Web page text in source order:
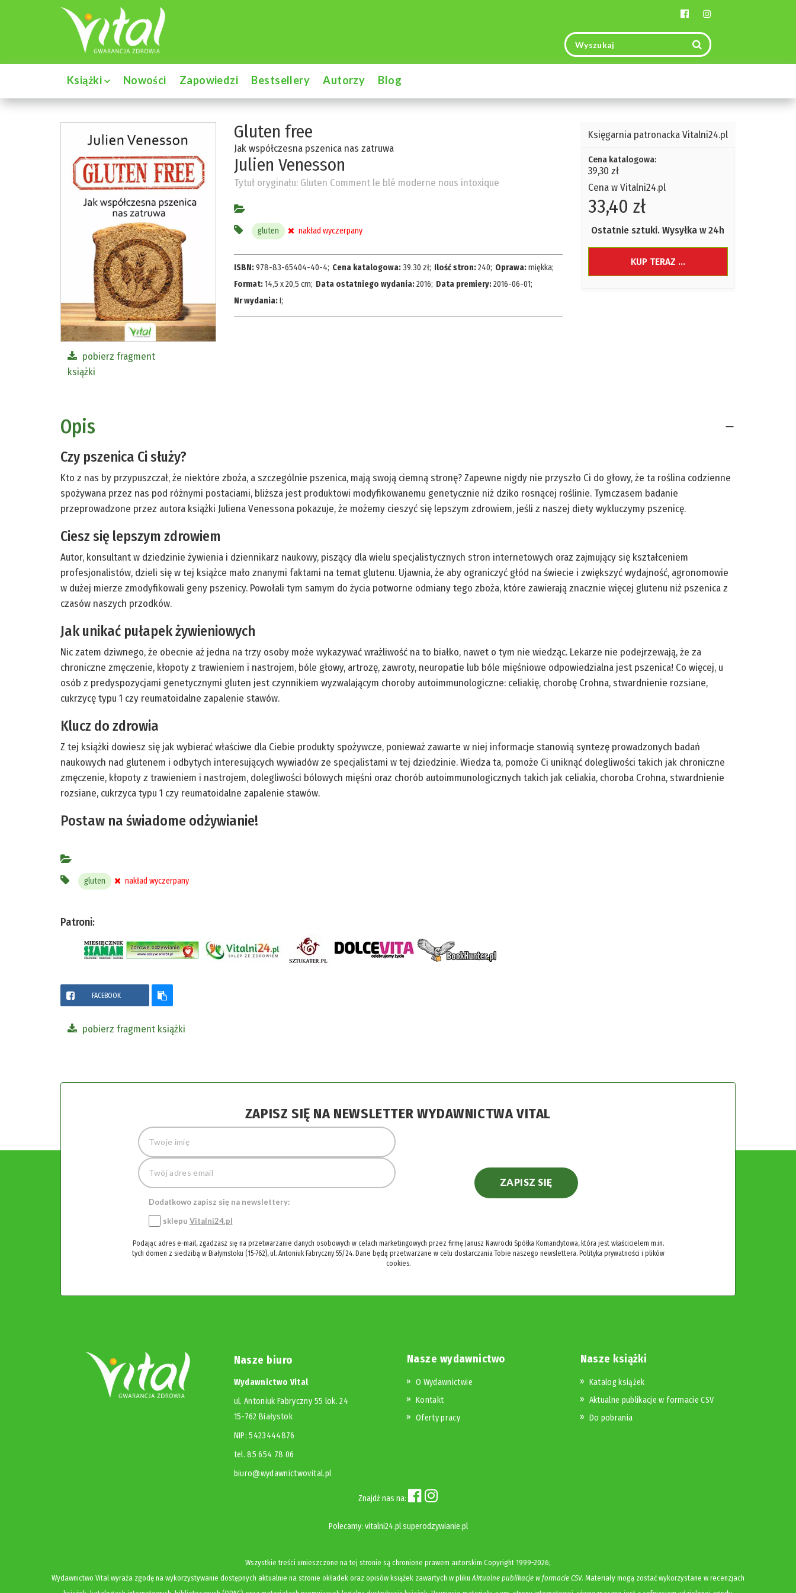
Książki Nowości Zapowiedzi Bestsellery Autorzy Blog
pobierz fragment
książki
Gluten free
Jak współczesna pszenica nas zatruwa
Julien Venesson
Tytuł oryginału: Gluten Comment le blé moderne nous intoxique
gluten nakład wyczerpany
ISBN:978-83-65404-40-4; Cena katalogowa:39.30 zł; Ilość stron:240; Oprawa:miękka;
Format:14,5 x 20,5 cm; Data ostatniego wydania:2016; Data premiery:2016-06-01;
Nr wydania:I;
Księgarnia patronacka Vitalni24.pl
Cena katalogowa:
39,30 zł
Cena w Vitalni24.pl
33,40 zł
Ostatnie sztuki. Wysyłka w 24h
KUP TERAZ ...
Opis
Czy pszenica Ci służy?
Kto z nas by przypuszczał, że niektóre zboża, a szczególnie pszenica, mają swoją ciemną stronę? Zapewne nigdy nie przyszło Ci do głowy, że ta roślina codzienne
spożywana przez nas pod różnymi postaciami, bliższa jest produktowi modyfikowanemu genetycznie niż dziko rosnącej roślinie. Tymczasem badanie
przeprowadzone przez autora książki Juliena Venessona pokazuje, że możemy cieszyć się lepszym zdrowiem, jeśli z naszej diety wykluczymy pszenicę.
Ciesz się lepszym zdrowiem
Autor, konsultant w dziedzinie żywienia i dziennikarz naukowy, piszący dla wielu specjalistycznych stron internetowych oraz zajmujący się kształceniem
profesjonalistów, dzieli się w tej książce mało znanymi faktami na temat glutenu. Ujawnia, że aby ograniczyć głód na świecie i zwiększyć wydajność, agronomowie
w dużej mierze zmodyfikowali geny pszenicy. Powołali tym samym do życia potworne odmiany tego zboża, które zawierają znacznie więcej glutenu niż pszenica z
czasów naszych przodków.
Jak unikać pułapek żywieniowych
Nic zatem dziwnego, że obecnie aż jedna na trzy osoby może wykazywać wrażliwość na to białko, nawet o tym nie wiedząc. Lekarze nie podejrzewają, że za
chroniczne zmęczenie, kłopoty z trawieniem i nastrojem, bóle głowy, artrozę, zawroty, neuropatie lub bóle mięśniowe odpowiedzialna jest pszenica! Co więcej, u
osób z predyspozycjami genetycznymi gluten jest czynnikiem wyzwalającym choroby autoimmunologiczne: celiakię, chorobę Crohna, stwardnienie rozsiane,
cukrzycę typu 1 czy reumatoidalne zapalenie stawów.
Klucz do zdrowia
Z tej książki dowiesz się jak wybierać właściwe dla Ciebie produkty spożywcze, ponieważ zawarte w niej informacje stanowią syntezę prowadzonych badań
naukowych nad glutenem i odbytych interesujących wywiadów ze specjalistami w tej dziedzinie. Wiedza ta, pomoże Ci uniknąć dolegliwości takich jak chroniczne
zmęczenie, kłopoty z trawieniem i nastrojem, dolegliwości bólowych mięśni oraz chorób autoimmunologicznych takich jak celiakia, choroba Crohna, stwardnienie
rozsiane, cukrzyca typu 1 czy reumatoidalne zapalenie stawów.
Postaw na świadome odżywianie!
gluten nakład wyczerpany
Patroni:
FACEBOOK
pobierz fragment książki
ZAPISZ SIĘ NA NEWSLETTER WYDAWNICTWA VITAL
Dodatkowo zapisz się na newslettery:
sklepu Vitalni24.pl
ZAPISZ SIĘ
Podając adres e-mail, zgadzasz się na przetwarzanie danych osobowych w celach marketingowych przez firmę Janusz Nawrocki Spółka Komandytowa, która jest właścicielem m.in.
tych domen z siedzibą w Białymstoku (15-762), ul. Antoniuk Fabryczny 55/24. Dane będą przetwarzane w celu dostarczania Tobie naszego newslettera. Polityka prywatności i plików
cookies.
Nasze biuro
Wydawnictwo Vital
ul. Antoniuk Fabryczny 55 lok. 24
15-762 Białystok
NIP: 5423444876
tel. 85 654 78 06
biuro@wydawnictwovital.pl
Nasze wydawnictwo
O Wydawnictwie
Kontakt
Oferty pracy
Nasze książki
Katalog książek
Aktualne publikacje w formacie CSV
Do pobrania
Znajdź nas na:
Polecamy: vitalni24.pl superodzywianie.pl
Wszystkie treści umieszczone na tej stronie są chronione prawem autorskim Copyright 1999-2026;
Wydawnictwo Vital wyraża zgodę na wykorzystywanie dostępnych aktualnie na stronie okładek oraz opisów książek zawartych w plikuAktualne publikacje w formacie CSV. Materiały mogą zostać wykorzystane w recenzjach